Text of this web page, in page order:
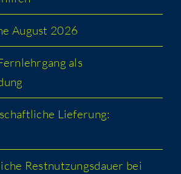
August 2026
als
Lie­fe­rung:
Rest­nut­zungs­dau­er bei